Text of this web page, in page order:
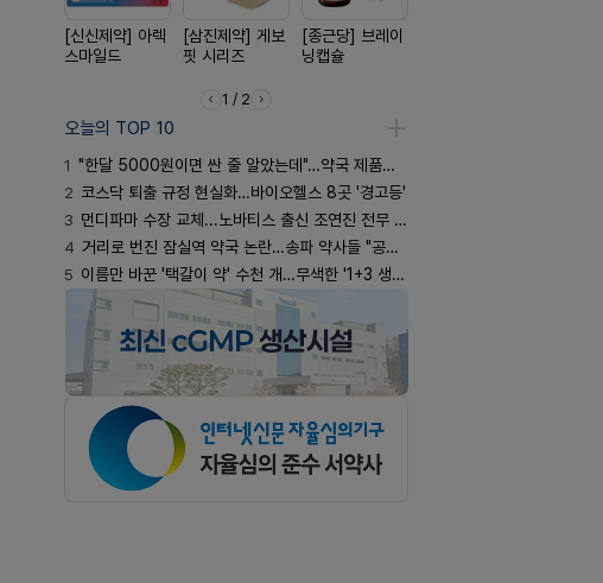
[신신제약] 아렉
스마일드
[삼진제약] 게보
핏 시리즈
[종근당] 브레이
닝캡슐
1 / 2
오늘의 TOP 10
1 "한달 5000원이면 싼 줄 알았는데"…약국 제품과 비교해보니
2 코스닥 퇴출 규정 현실화…바이오헬스 8곳 '경고등'
3 먼디파마 수장 교체...노바티스 출신 조연진 전무 내정
4 거리로 번진 잠실역 약국 논란…송파 약사들 "공공성 훼손"
5 이름만 바꾼 '택갈이 약' 수천 개…무색한 '1+3 생동'